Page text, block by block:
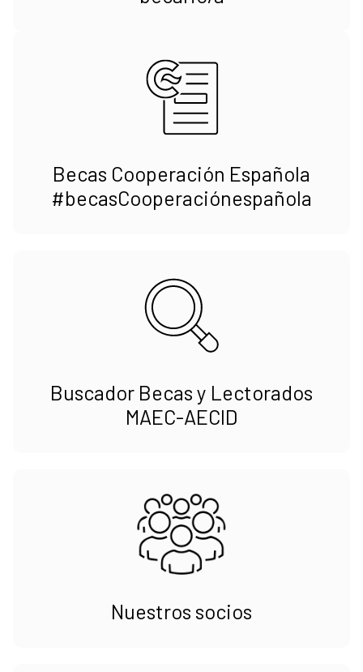
Becas Cooperación Española
#becasCooperaciónespañola
Buscador Becas y Lectorados
MAEC-AECID
Nuestros socios